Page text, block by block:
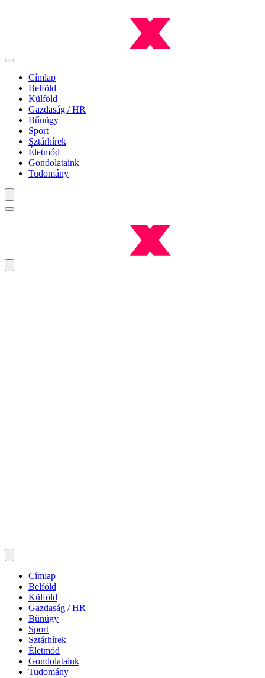
Címlap
Belföld
Külföld
Gazdaság / HR
Bűnügy
Sport
Sztárhírek
Életmód
Gondolataink
Tudomány
Címlap
Belföld
Külföld
Gazdaság / HR
Bűnügy
Sport
Sztárhírek
Életmód
Gondolataink
Tudomány